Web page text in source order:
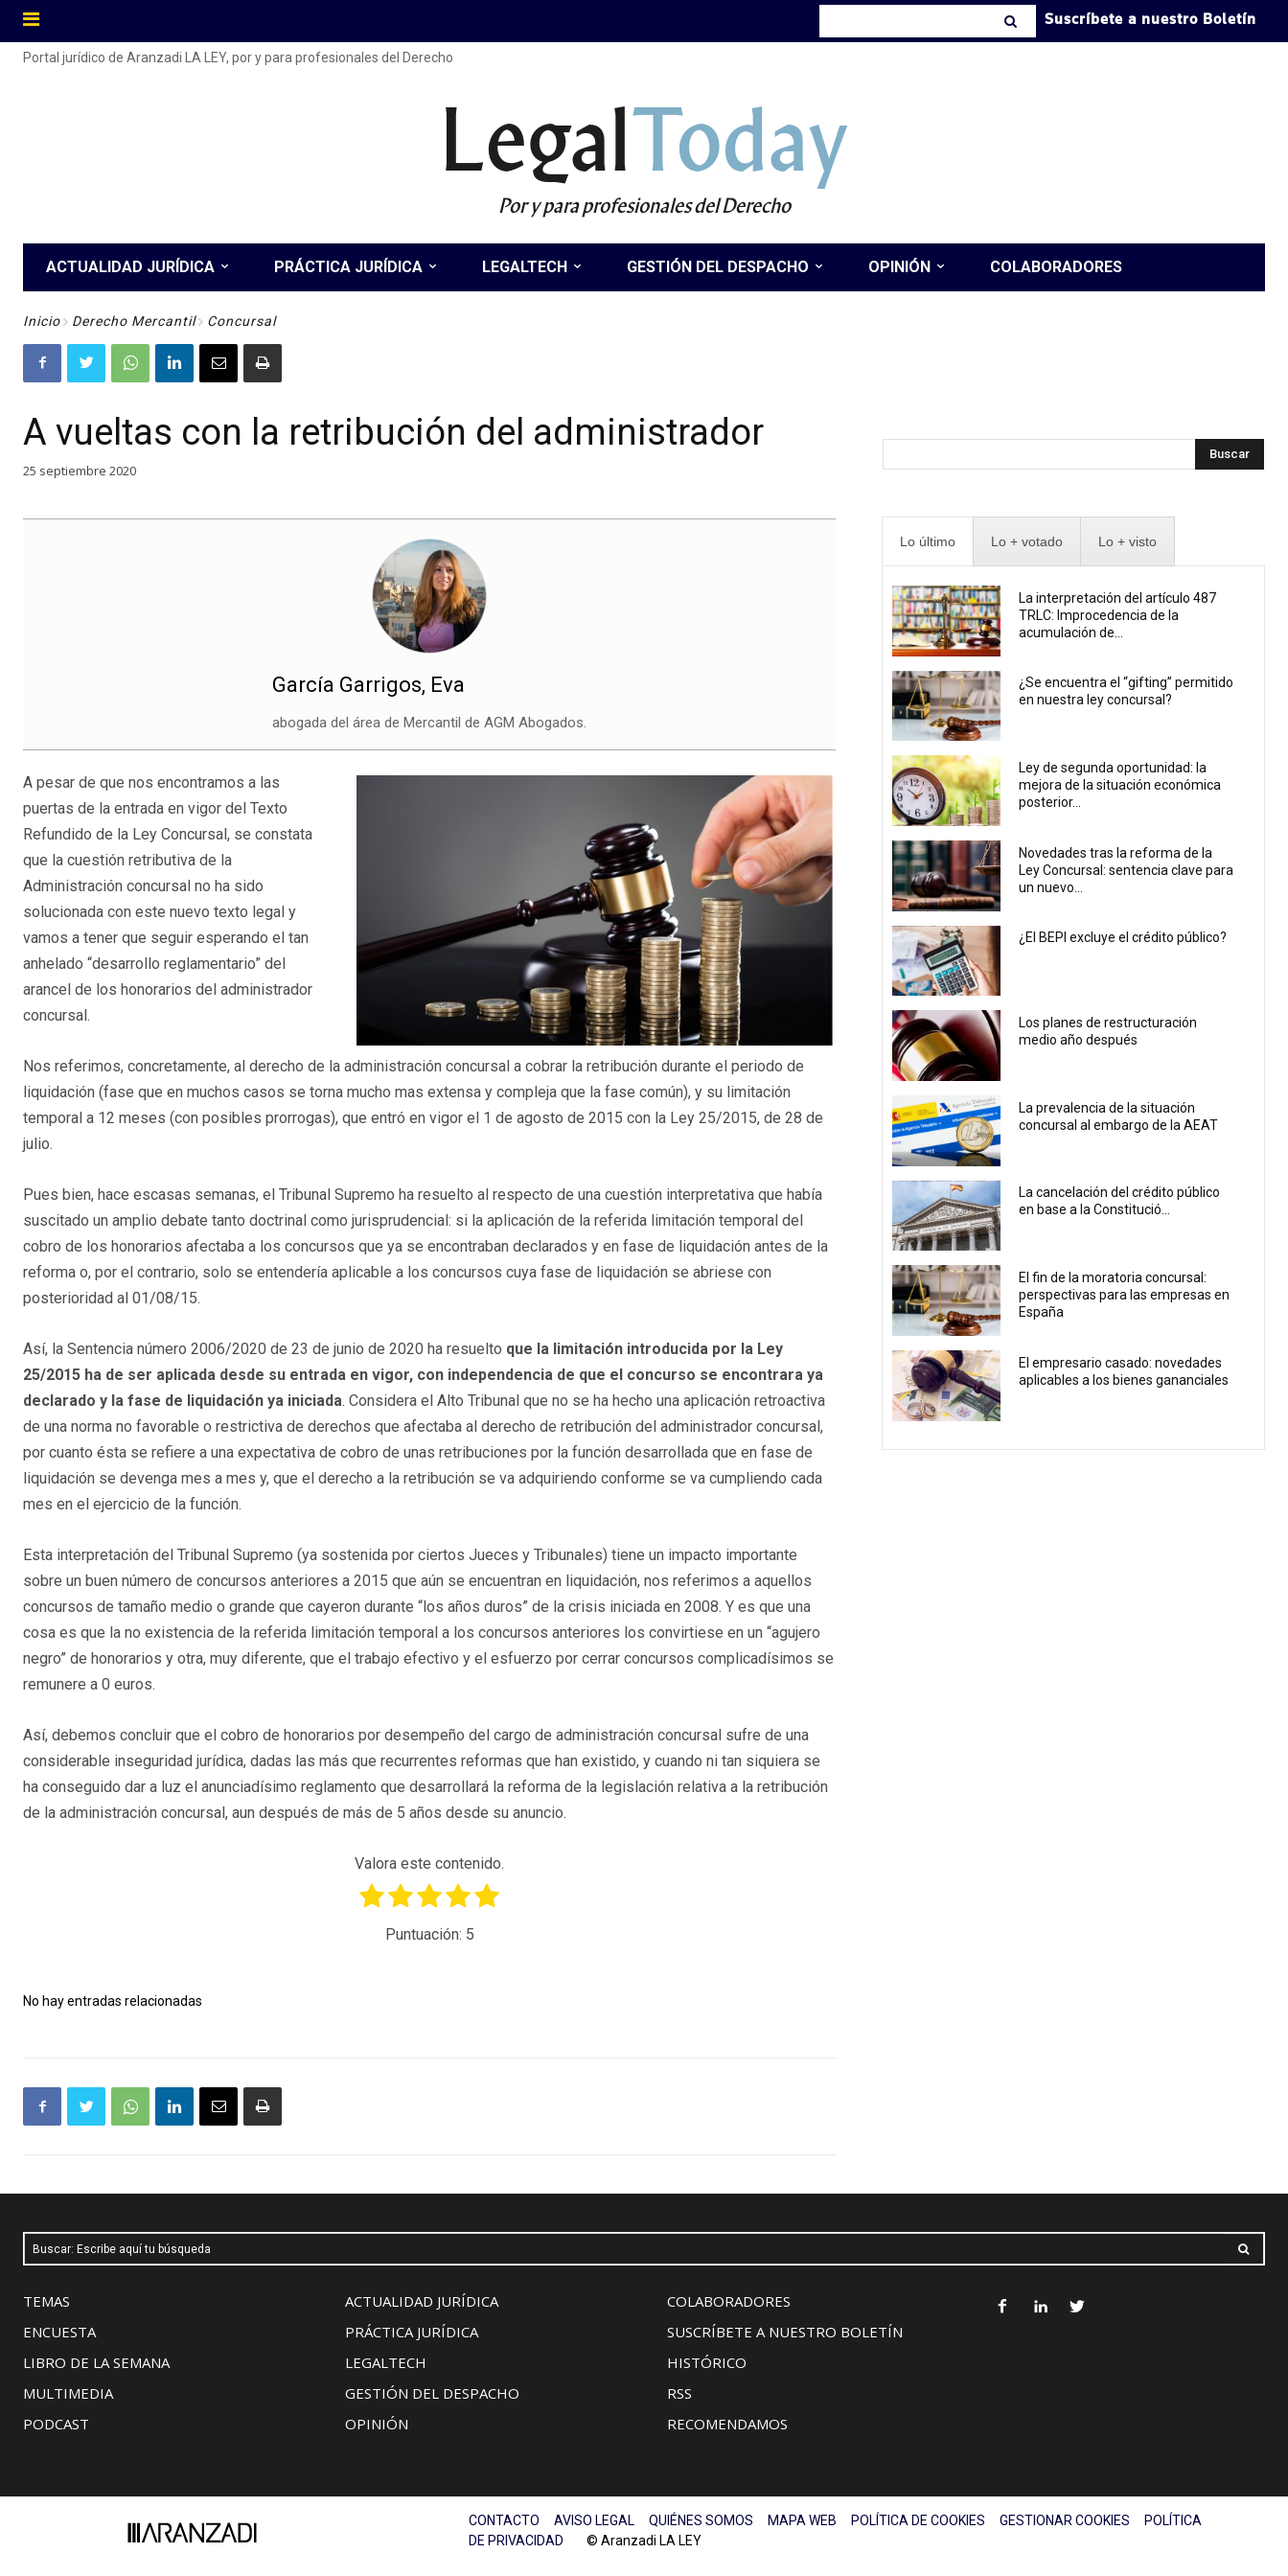
Suscríbete a nuestro Boletín
Portal jurídico de Aranzadi LA LEY, por y para profesionales del Derecho
LegalToday
Por y para profesionales del Derecho
ACTUALIDAD JURÍDICA PRÁCTICA JURÍDICA LEGALTECH GESTIÓN DEL DESPACHO OPINIÓN COLABORADORES
Inicio Derecho Mercantil Concursal
A vueltas con la retribución del administrador
25 septiembre 2020
García Garrigos, Eva
abogada del área de Mercantil de AGM Abogados.
A pesar de que nos encontramos a las
puertas de la entrada en vigor del Texto
Refundido de la Ley Concursal, se constata
que la cuestión retributiva de la
Administración concursal no ha sido
solucionada con este nuevo texto legal y
vamos a tener que seguir esperando el tan
anhelado “desarrollo reglamentario” del
arancel de los honorarios del administrador
concursal.
Nos referimos, concretamente, al derecho de la administración concursal a cobrar la retribución durante el periodo de
liquidación (fase que en muchos casos se torna mucho mas extensa y compleja que la fase común), y su limitación
temporal a 12 meses (con posibles prorrogas), que entró en vigor el 1 de agosto de 2015 con la Ley 25/2015, de 28 de
julio.
Pues bien, hace escasas semanas, el Tribunal Supremo ha resuelto al respecto de una cuestión interpretativa que había
suscitado un amplio debate tanto doctrinal como jurisprudencial: si la aplicación de la referida limitación temporal del
cobro de los honorarios afectaba a los concursos que ya se encontraban declarados y en fase de liquidación antes de la
reforma o, por el contrario, solo se entendería aplicable a los concursos cuya fase de liquidación se abriese con
posterioridad al 01/08/15.
Así, la Sentencia número 2006/2020 de 23 de junio de 2020 ha resuelto que la limitación introducida por la Ley
25/2015 ha de ser aplicada desde su entrada en vigor, con independencia de que el concurso se encontrara ya
declarado y la fase de liquidación ya iniciada. Considera el Alto Tribunal que no se ha hecho una aplicación retroactiva
de una norma no favorable o restrictiva de derechos que afectaba al derecho de retribución del administrador concursal,
por cuanto ésta se refiere a una expectativa de cobro de unas retribuciones por la función desarrollada que en fase de
liquidación se devenga mes a mes y, que el derecho a la retribución se va adquiriendo conforme se va cumpliendo cada
mes en el ejercicio de la función.
Esta interpretación del Tribunal Supremo (ya sostenida por ciertos Jueces y Tribunales) tiene un impacto importante
sobre un buen número de concursos anteriores a 2015 que aún se encuentran en liquidación, nos referimos a aquellos
concursos de tamaño medio o grande que cayeron durante “los años duros” de la crisis iniciada en 2008. Y es que una
cosa es que la no existencia de la referida limitación temporal a los concursos anteriores los convirtiese en un “agujero
negro” de honorarios y otra, muy diferente, que el trabajo efectivo y el esfuerzo por cerrar concursos complicadísimos se
remunere a 0 euros.
Así, debemos concluir que el cobro de honorarios por desempeño del cargo de administración concursal sufre de una
considerable inseguridad jurídica, dadas las más que recurrentes reformas que han existido, y cuando ni tan siquiera se
ha conseguido dar a luz el anunciadísimo reglamento que desarrollará la reforma de la legislación relativa a la retribución
de la administración concursal, aun después de más de 5 años desde su anuncio.
Valora este contenido.
Puntuación: 5
No hay entradas relacionadas
Buscar
Lo último Lo + votado Lo + visto
La interpretación del artículo 487
TRLC: Improcedencia de la
acumulación de...
¿Se encuentra el “gifting” permitido
en nuestra ley concursal?
Ley de segunda oportunidad: la
mejora de la situación económica
posterior...
Novedades tras la reforma de la
Ley Concursal: sentencia clave para
un nuevo...
¿El BEPI excluye el crédito público?
Los planes de restructuración
medio año después
La prevalencia de la situación
concursal al embargo de la AEAT
La cancelación del crédito público
en base a la Constitució...
El fin de la moratoria concursal:
perspectivas para las empresas en
España
El empresario casado: novedades
aplicables a los bienes gananciales
Buscar: Escribe aquí tu búsqueda
TEMAS
ENCUESTA
LIBRO DE LA SEMANA
MULTIMEDIA
PODCAST
ACTUALIDAD JURÍDICA
PRÁCTICA JURÍDICA
LEGALTECH
GESTIÓN DEL DESPACHO
OPINIÓN
COLABORADORES
SUSCRÍBETE A NUESTRO BOLETÍN
HISTÓRICO
RSS
RECOMENDAMOS
CONTACTO AVISO LEGAL QUIÉNES SOMOS MAPA WEB POLÍTICA DE COOKIES GESTIONAR COOKIES
POLÍTICA
DE PRIVACIDAD © Aranzadi LA LEY